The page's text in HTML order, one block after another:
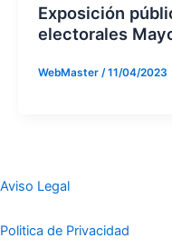
Exposición
electorales
WebMaster /11/04/2023
Aviso Legal
Politica de Privacidad